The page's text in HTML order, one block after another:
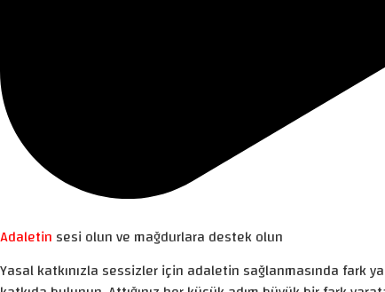
Adaletin sesi olun ve mağdurlara destek olun
Yasal katkınızla sessizler için adaletin sağlanmasında fark